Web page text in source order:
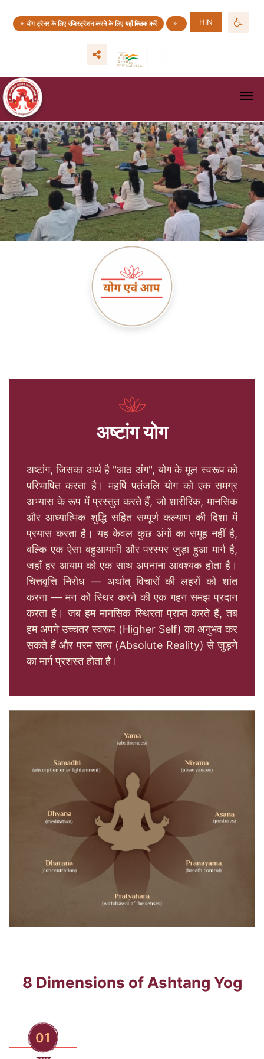
योग ट्रेनर के लिए रजिस्ट्रेशन करने के लिए यहाँ क्लिक करें HIN
अष्टांग योग
अष्टांग, जिसका अर्थ है "आठ अंग", योग के मूल स्वरूप को
परिभाषित करता है। महर्षि पतंजलि योग को एक समग्र
अभ्यास के रूप में प्रस्तुत करते हैं, जो शारीरिक, मानसिक
और आध्यात्मिक शुद्धि सहित सम्पूर्ण कल्याण की दिशा में
प्रयास करता है। यह केवल कुछ अंगों का समूह नहीं है,
बल्कि एक ऐसा बहुआयामी और परस्पर जुड़ा हुआ मार्ग है,
जहाँ हर आयाम को एक साथ अपनाना आवश्यक होता है।
चित्तवृत्ति निरोध — अर्थात् विचारों की लहरों को शांत
करना — मन को स्थिर करने की एक गहन समझ प्रदान
करता है। जब हम मानसिक स्थिरता प्राप्त करते हैं, तब
हम अपने उच्चतर स्वरूप (Higher Self) का अनुभव कर
सकते हैं और परम सत्य (Absolute Reality) से जुड़ने
का मार्ग प्रशस्त होता है।
8 Dimensions of Ashtang Yog
01